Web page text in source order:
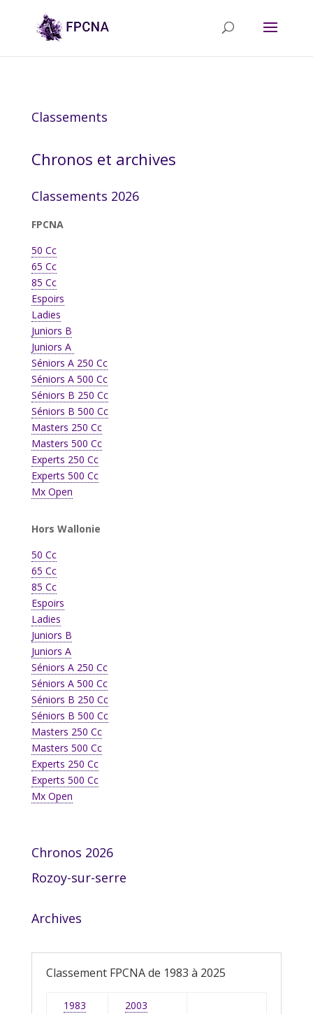
Classements
Chronos et archives
Classements 2026
FPCNA
50 Cc
65 Cc
85 Cc
Espoirs
Ladies
Juniors B
Juniors A
Séniors A 250 Cc
Séniors A 500 Cc
Séniors B 250 Cc
Séniors B 500 Cc
Masters 250 Cc
Masters 500 Cc
Experts 250 Cc
Experts 500 Cc
Mx Open
Hors Wallonie
50 Cc
65 Cc
85 Cc
Espoirs
Ladies
Juniors B
Juniors A
Séniors A 250 Cc
Séniors A 500 Cc
Séniors B 250 Cc
Séniors B 500 Cc
Masters 250 Cc
Masters 500 Cc
Experts 250 Cc
Experts 500 Cc
Mx Open
Chronos 2026
Rozoy-sur-serre
Archives
Classement FPCNA de 1983 à 2025
1983
2003